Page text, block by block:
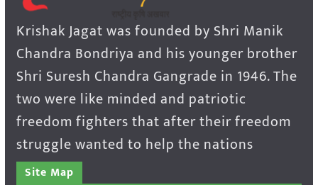
Krishak Jagat was founded by Shri Manik
Chandra Bondriya and his younger brother
Shri Suresh Chandra Gangrade in 1946. The
two were like minded and patriotic
freedom fighters that after their freedom
struggle wanted to help the nations
Site Map